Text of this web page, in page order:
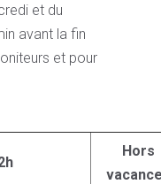
et du
avant la fin
et pour
Hors